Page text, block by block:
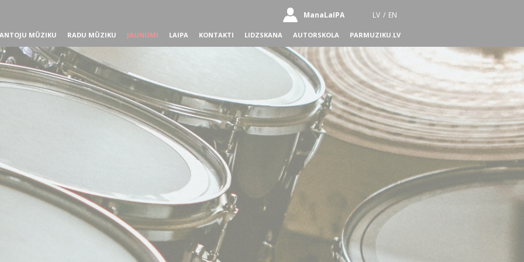
ManaLaIPA LV / EN
MŪZIKU RADU MŪZIKU JAUNUMI LAIPA KONTAKTI LIDZSKANA AUTORSKOLA PARMUZIKU.LV